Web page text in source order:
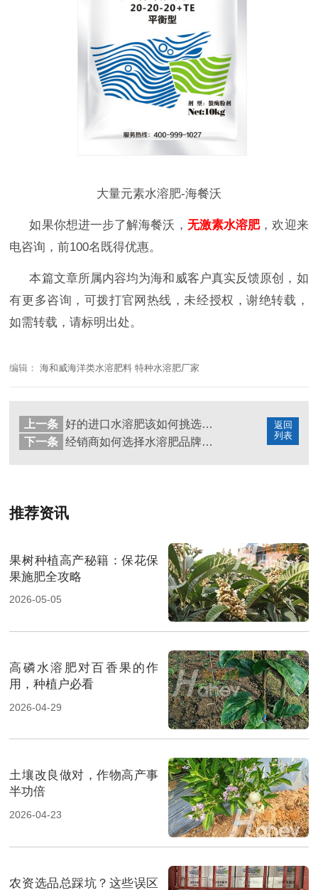
大量元素水溶肥-海餐沃
如果你想进一步了解海餐沃， 无激素水溶肥，欢迎来
电咨询，前100名既得优惠。
本篇文章所属内容均为海和威客户真实反馈原创，如
有更多咨询，可拨打官网热线，未经授权，谢绝转载，
如需转载，请标明出处。
编辑：海和威海洋类水溶肥料 特种水溶肥厂家
返回
列表
上一条
好的进口水溶肥该如何挑选？海餐沃送上3大准则
下一条
经销商如何选择水溶肥品牌？海餐沃为你答疑解惑
推荐资讯
果树种植高产秘籍：保花保
果施肥全攻略
2026-05-05
高磷水溶肥对百香果的作
用，种植户必看
2026-04-29
土壤改良做对，作物高产事
半功倍
2026-04-23
农资选品总踩坑？这些误区